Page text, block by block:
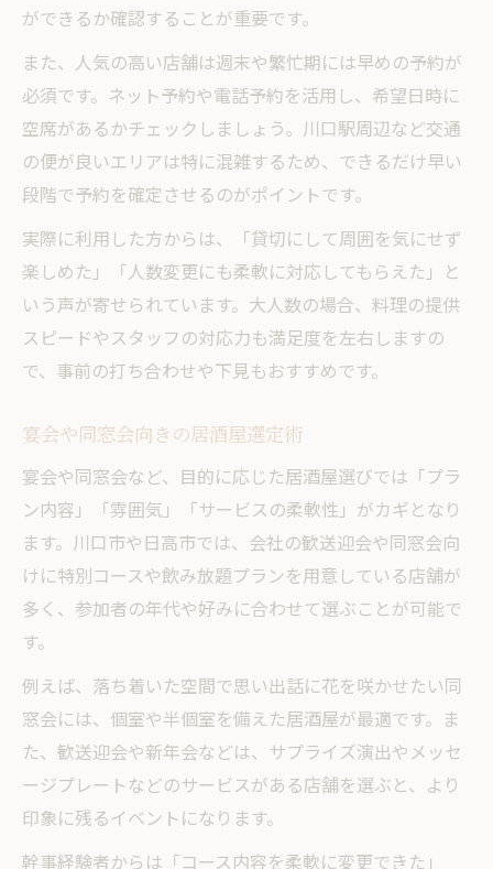
居酒屋のプラン活用でコストを抑える方法
ネット予約を活用した居酒屋選定術
ができるか確認することが重要です。
また、人気の高い店舗は週末や繁忙期には早めの予約が
必須です。ネット予約や電話予約を活用し、希望日時に
空席があるかチェックしましょう。川口駅周辺など交通
の便が良いエリアは特に混雑するため、できるだけ早い
段階で予約を確定させるのがポイントです。
実際に利用した方からは、「貸切にして周囲を気にせず
楽しめた」「人数変更にも柔軟に対応してもらえた」と
いう声が寄せられています。大人数の場合、料理の提供
スピードやスタッフの対応力も満足度を左右しますの
で、事前の打ち合わせや下見もおすすめです。
宴会や同窓会向きの居酒屋選定術
宴会や同窓会など、目的に応じた居酒屋選びでは「プラ
ン内容」「雰囲気」「サービスの柔軟性」がカギとなり
ます。川口市や日高市では、会社の歓送迎会や同窓会向
けに特別コースや飲み放題プランを用意している店舗が
多く、参加者の年代や好みに合わせて選ぶことが可能で
す。
例えば、落ち着いた空間で思い出話に花を咲かせたい同
窓会には、個室や半個室を備えた居酒屋が最適です。ま
た、歓送迎会や新年会などは、サプライズ演出やメッセ
ージプレートなどのサービスがある店舗を選ぶと、より
印象に残るイベントになります。
幹事経験者からは「コース内容を柔軟に変更できた」